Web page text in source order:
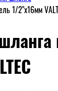
1/2"х16мм